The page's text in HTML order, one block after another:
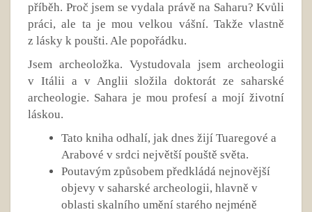
příběh. Proč jsem se vydala právě na Saharu? Kvůli
práci, ale ta je mou velkou vášní. Takže vlastně
z lásky k poušti. Ale popořádku.
Jsem archeoložka. Vystudovala jsem archeologii
v Itálii a v Anglii složila doktorát ze saharské
archeologie. Sahara je mou profesí a mojí životní
láskou.
Tato kniha odhalí, jak dnes žijí Tuaregové a
Arabové v srdci největší pouště světa.
Poutavým způsobem předkládá nejnovější
objevy v saharské archeologii, hlavně v
oblasti skalního umění starého nejméně